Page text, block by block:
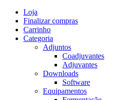
Skip
content
Loja
Finalizar compras
Carrinho
Categoria
Adjuntos
Coadjuvantes
Adjuvantes
Downloads
Software
Equipamentos